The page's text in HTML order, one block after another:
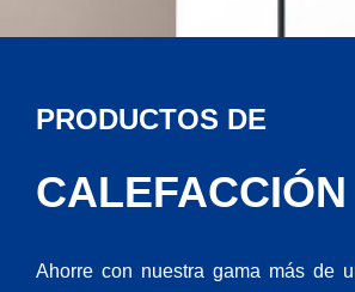
PRODUCTOS DE
CALEFACCIÓN
Ahorre con nuestra gama más de